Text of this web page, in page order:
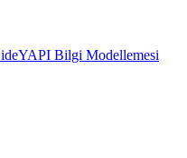
ideYAPI Bilgi Modellemesi